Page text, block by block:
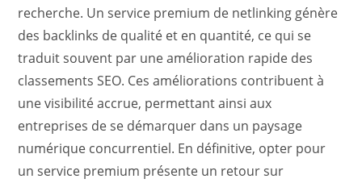
recherche. Un service premium de netlinking génère
des backlinks de qualité et en quantité, ce qui se
traduit souvent par une amélioration rapide des
classements SEO. Ces améliorations contribuent à
une visibilité accrue, permettant ainsi aux
entreprises de se démarquer dans un paysage
numérique concurrentiel. En définitive, opter pour
un service premium présente un retour sur